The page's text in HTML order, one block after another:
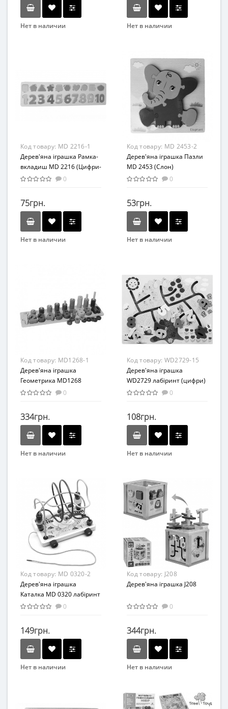
Нет в наличии
Возраст
от 3 лет
Нет в наличии
Вид
Кубики
Материал
Дерево
Код товару: MD 2216-1
Дерев'яна іграшка Рамка-
вкладиш MD 2216 (Цифри-
фігури)
0
75грн.
Нет в наличии
от 3 лет
Материал
Код товару: MD 2453-2
Дерев'яна іграшка Пазли
MD 2453 (Слон)
0
53грн.
Нет в наличии
Возраст
от 3 лет
Материал
Дерево
Код товару: MD1268-1
Дерев'яна іграшка
Геометрика MD1268
(Цифри)
0
334грн.
Нет в наличии
Сортер
Возраст
от 3 лет
Материал
Дерево
Код товару: WD2729-15
Дерев'яна іграшка
WD2729 лабіринт (цифри)
0
108грн.
Нет в наличии
Возраст
От 1 года
Материал
Код товару: MD 0320-2
Дерев'яна іграшка
Каталка MD 0320 лабіринт
на дроті (Курочка)
0
149грн.
Нет в наличии
Код товару: J208
Дерев'яна іграшка J208
0
344грн.
Нет в наличии
Возраст